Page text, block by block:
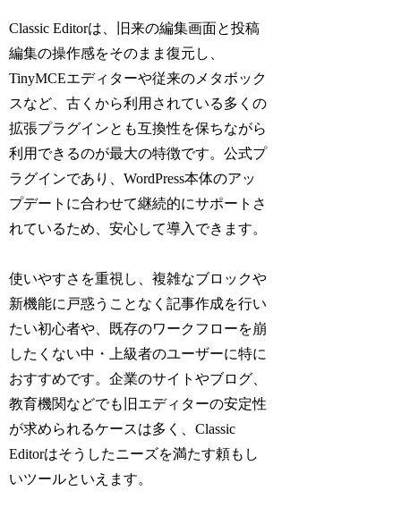
Classic Editorは、旧来の編集画面と投稿
編集の操作感をそのまま復元し、
TinyMCEエディターや従来のメタボック
スなど、古くから利用されている多くの
拡張プラグインとも互換性を保ちながら
利用できるのが最大の特徴です。公式プ
ラグインであり、WordPress本体のアッ
プデートに合わせて継続的にサポートさ
れているため、安心して導入できます。
使いやすさを重視し、複雑なブロックや
新機能に戸惑うことなく記事作成を行い
たい初心者や、既存のワークフローを崩
したくない中・上級者のユーザーに特に
おすすめです。企業のサイトやブログ、
教育機関などでも旧エディターの安定性
が求められるケースは多く、Classic
Editorはそうしたニーズを満たす頼もし
いツールといえます。